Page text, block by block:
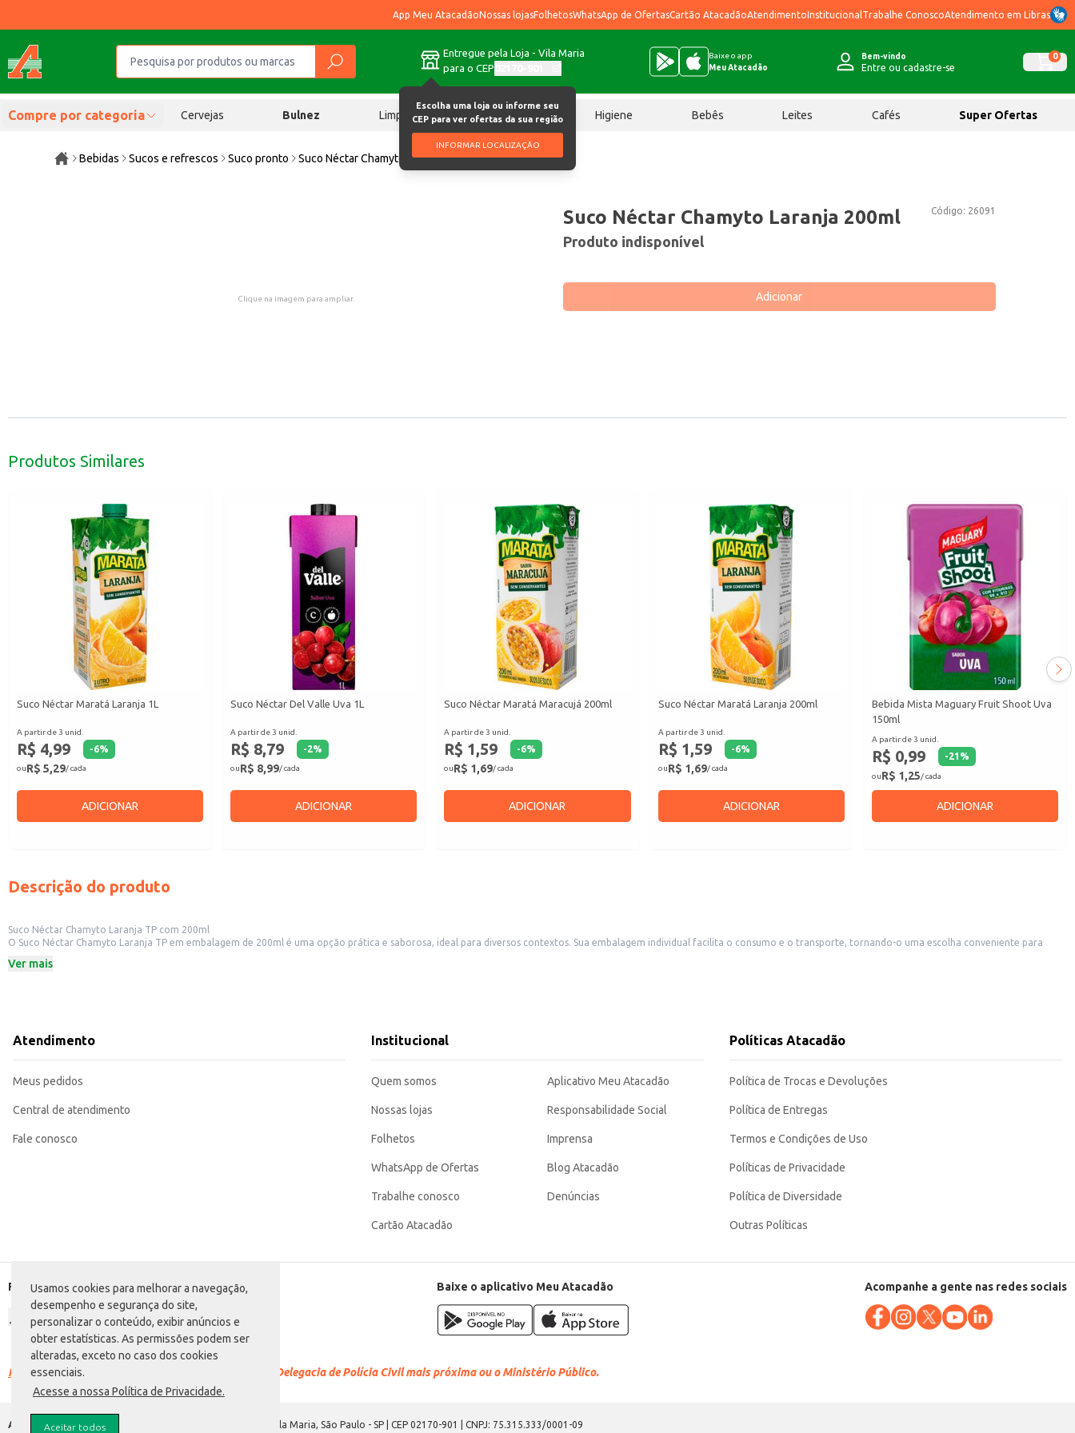
Usamos cookies para melhorar a navegação,
desempenho e segurança do site,
personalizar o conteúdo, exibir anúncios e
obter estatísticas. As permissões podem ser
alteradas, exceto no caso dos cookies
essenciais.
Acesse a nossa Política de Privacidade.
Aceitar todos
App Meu AtacadãoNossas lojasFolhetosWhatsApp de OfertasCartão AtacadãoAtendimentoInstitucional Trabalhe ConoscoAtendimento em Libras
Entregue pela Loja - Vila Maria
para o CEP
Escolha uma loja ou informe seu
CEP para ver ofertas da sua região
INFORMAR LOCALIZAÇÃO
Baixe o app
Meu Atacadão
Bem-vindo
Entre ou cadastre-se
0
Compre por categoria Cervejas Bulnez Limpeza Chocolates Higiene Bebês Leites Cafés Super Ofertas
Bebidas Sucos e refrescos Suco pronto Suco Néctar Chamyto Laranja 200ml
Clique na imagem para ampliar.
Código: 26091
Suco Néctar Chamyto Laranja 200ml
Produto indisponível
Adicionar
Produtos Similares
Suco Néctar Maratá Laranja 1L
A partir de 3 unid.
R$ 4,99 -6%
ouR$ 5,29/ cada
ADICIONAR
Suco Néctar Del Valle Uva 1L
A partir de 3 unid.
R$ 8,79 -2%
ouR$ 8,99/ cada
ADICIONAR
Suco Néctar Maratá Maracujá 200ml
A partir de 3 unid.
R$ 1,59 -6%
ouR$ 1,69/ cada
ADICIONAR
Suco Néctar Maratá Laranja 200ml
A partir de 3 unid.
R$ 1,59 -6%
ouR$ 1,69/ cada
ADICIONAR
Bebida Mista Maguary Fruit Shoot Uva
150ml
A partir de 3 unid.
R$ 0,99 -21 %
ouR$ 1,25/ cada
ADICIONAR
Descrição do produto
Suco Néctar Chamyto Laranja TP com 200ml
O Suco Néctar Chamyto Laranja TP em embalagem de 200ml é uma opção prática e saborosa, ideal para diversos contextos. Sua embalagem individual facilita o consumo e o transporte, tornando-o uma escolha conveniente para
conveniências.
O Suco Néctar Chamyto Laranja TP proporciona um sabor de laranja natural e é uma opção de bebida que atende a diferentes necessidades, desde o consumo individual até a oferta em estabelecimentos comerciais. Sua praticidade e
sabor contribuem para uma experiência de consumo positiva.
Departamento: Bebidas
Conteúdo: 200ml
Ver mais
Atendimento
Meus pedidos
Central de atendimento
Fale conosco
Institucional
Quem somos
Nossas lojas
Folhetos
WhatsApp de Ofertas
Trabalhe conosco
Cartão Atacadão
Aplicativo Meu Atacadão
Responsabilidade Social
Imprensa
Blog Atacadão
Denúncias
Políticas Atacadão
Política de Trocas e Devoluções
Política de Entregas
Termos e Condições de Uso
Políticas de Privacidade
Política de Diversidade
Outras Políticas
Formas de pagamento Baixe o aplicativo Meu Atacadão Acompanhe a gente nas redes sociais
Racismo é crime. Denuncie. Disque 100 ou procure a Delegacia de Polícia Civil mais próxima ou o Ministério Público.
Atacadão S.A. Avenida Morvan Dias de Figueiredo, 6169, Vila Maria, São Paulo - SP | CEP 02170-901 | CNPJ: 75.315.333/0001-09